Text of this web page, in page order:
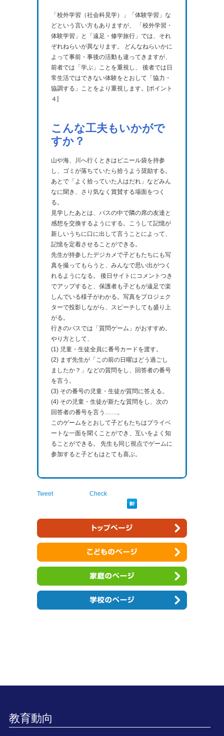
「校外学習（社会科見学）」「体験学習」な
どという言い方もありますが、 「校外学習・
体験学習」と「遠足・修学旅行」では、それ
ぞれねらいが異なります。 どんなねらいかに
よって事前・事後の活動も違ってきますが、
前者では「学ぶ」ことを重視し、 後者では日
常生活ではできない体験をとおして「協力・
協調する」ことをより重視します。[ポイント
４]
こんな工夫もいかがで
すか？
山や海、川へ行くときはビニール袋を持参
し、ゴミが落ちていたら拾うよう奨励する。
あとで「よく拾っていた人はだれ」などみん
なに聞き、さり気なく賞賛する場面をつく
る。
見学したあとは、バスの中で隣の席の友達と
感想を交換するようにする。こうして記憶が
新しいうちに口に出して言うことによって、
記憶を定着させることができる。
先生が持参したデジカメで子どもたちにも写
真を撮ってもらうと、みんなで思い出がつく
れるようになる。 後日サイトにコメントつき
でアップすると、保護者も子どもが遠足で楽
しんでいる様子がわかる。写真をプロジェク
ターで投影しながら、スピーチしても盛り上
がる。
行きのバスでは「質問ゲーム」がおすすめ。
やり方として、
(1) 児童・生徒全員に番号カードを渡す。
(2) まず先生が「この前の日曜はどう過ごし
ましたか？」などの質問をし、回答者の番号
を言う。
(3) その番号の児童・生徒が質問に答える。
(4) その児童・生徒が新たな質問をし、次の
回答者の番号を言う……。
このゲームをとおして子どもたちはプライベ
ートな一面を聞くことができ、互いをよく知
ることができる。 先生も同じ視点でゲームに
参加すると子どもはとても喜ぶ。
Tweet Check
教育動向